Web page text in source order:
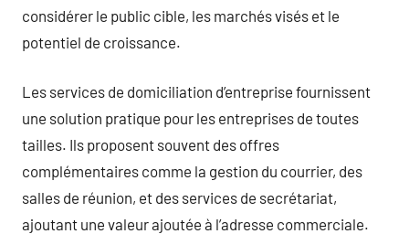
considérer le public cible, les marchés visés et le
potentiel de croissance.
Les services de domiciliation d’entreprise fournissent
une solution pratique pour les entreprises de toutes
tailles. Ils proposent souvent des offres
complémentaires comme la gestion du courrier, des
salles de réunion, et des services de secrétariat,
ajoutant une valeur ajoutée à l’adresse commerciale.